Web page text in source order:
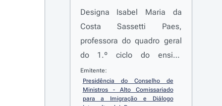
Designa Isabel Maria da
Costa Sassetti Paes,
professora do quadro geral
do 1.º ciclo do ensino
básico, efectiva do quadro
da Escola EB1 Infante D.
Henrique, do Agrupamento
Emitente:
Presidência do Conselho de
Ministros - Alto Comissariado
para a Imigração e Diálogo